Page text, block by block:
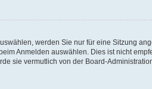
werden Sie nur für eine Sitzung
Anmelden auswählen. Dies ist nicht
sie vermutlich von der Board-